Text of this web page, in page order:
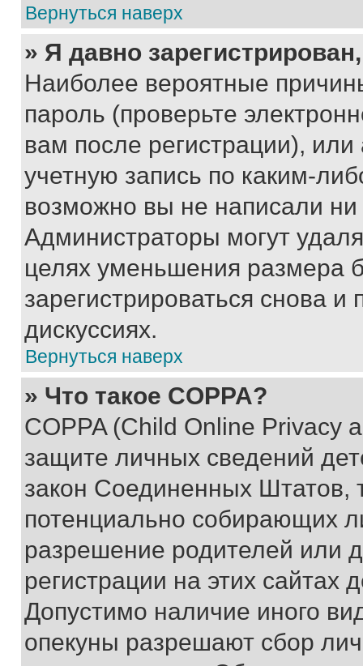
Вернуться наверх
» Я давно
Наиболее вероятные
пароль (проверьте
вам после регистрации),
учетную запись по каким-
возможно вы не написали
Администраторы могут
целях уменьшения размера
зарегистрироваться снова и
дискуссиях.
Вернуться наверх
» Что такое COPPA?
COPPA (Child Online Privacy
защите личных сведений
закон Соединенных Штатов,
потенциально собирающих
разрешение родителей или
регистрации на этих сайтах
Допустимо наличие иного
опекуны разрешают сбор